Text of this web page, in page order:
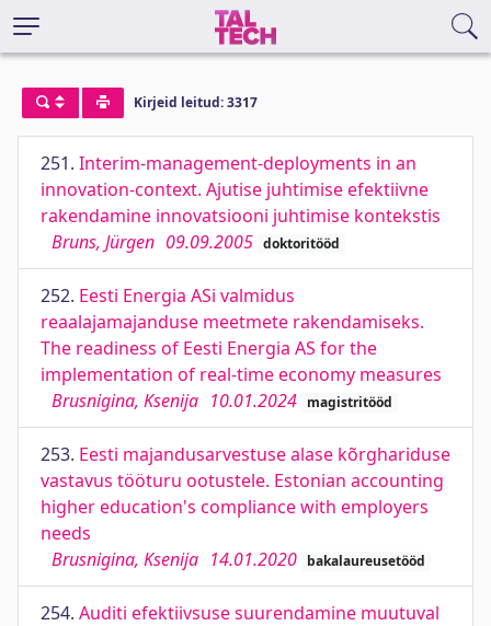
Kirjeid leitud: 3317
251. Interim-management-deployments in an
innovation-context. Ajutise juhtimise efektiivne
rakendamine innovatsiooni juhtimise kontekstis
Bruns, Jürgen 09.09.2005 doktoritööd
252. Eesti Energia ASi valmidus
reaalajamajanduse meetmete rakendamiseks.
The readiness of Eesti Energia AS for the
implementation of real-time economy measures
Brusnigina, Ksenija 10.01.2024 magistritööd
253. Eesti majandusarvestuse alase kõrghariduse
vastavus tööturu ootustele. Estonian accounting
higher education's compliance with employers
needs
Brusnigina, Ksenija 14.01.2020 bakalaureusetööd
254. Auditi efektiivsuse suurendamine muutuval